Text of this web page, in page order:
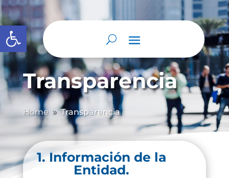
Abrir barra de herramientas
Transparencia
Home 9 Transparencia
1. Información de la
Entidad.